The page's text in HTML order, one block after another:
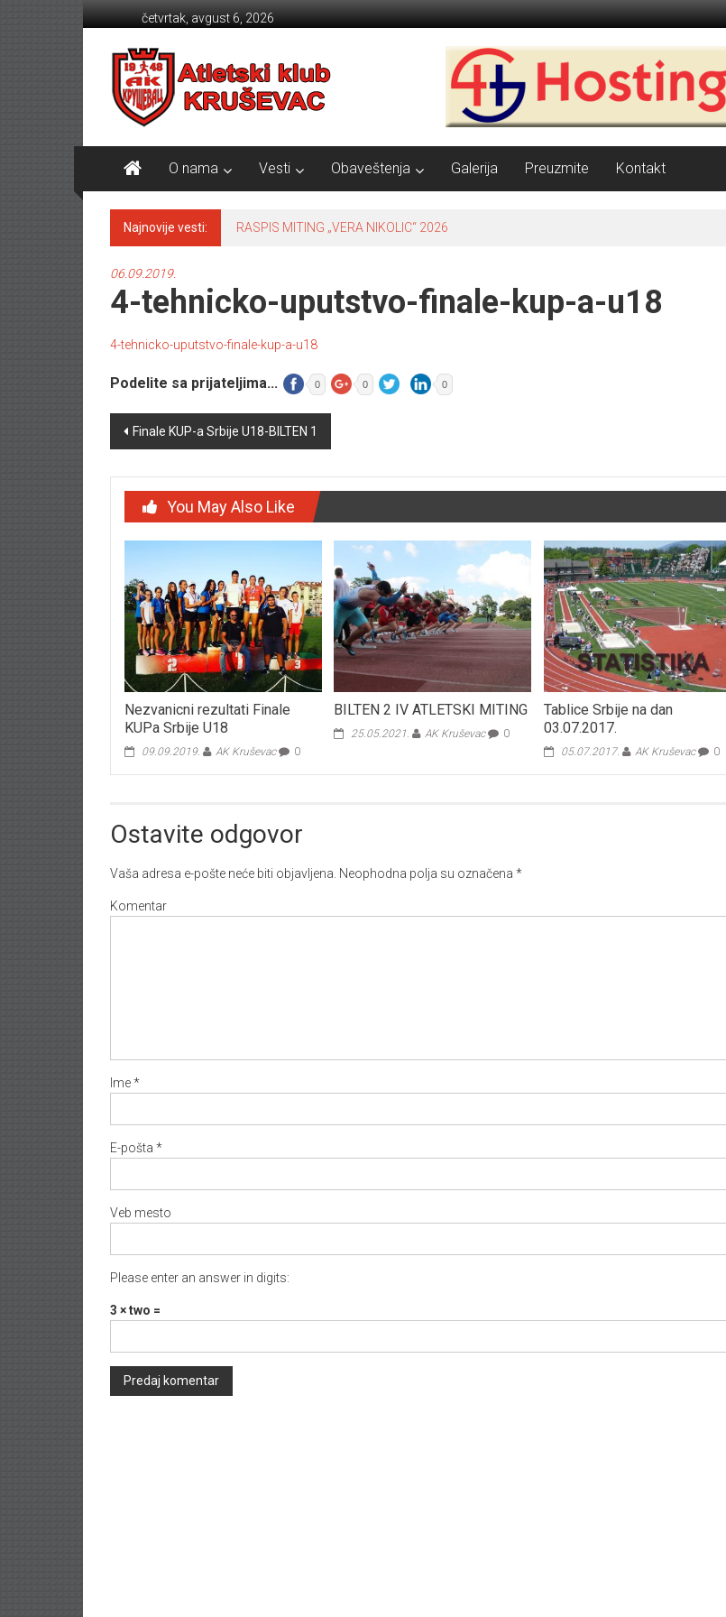
četvrtak, avgust 6, 2026
Atletski klub KRUŠEVAC
O nama Vesti Obaveštenja Galerija Preuzmite Kontakt
Najnovije vesti: RASPIS MITING „VERA NIKOLIC“ 2026
06.09.2019.
4-tehnicko-uputstvo-finale-kup-a-u18
4-tehnicko-uputstvo-finale-kup-a-u18
Podelite sa prijateljima... 0 0 0
Post navigation
Finale KUP-a Srbije U18-BILTEN 1
You May Also Like
Nezvanicni rezultati Finale
KUPa Srbije U18
09.09.2019. AK Kruševac 0
BILTEN 2 IV ATLETSKI MITING
25.05.2021. AK Kruševac 0
Tablice Srbije na dan
03.07.2017.
05.07.2017. AK Kruševac 0
Ostavite odgovor
Vaša adresa e-pošte neće biti objavljena. Neophodna polja su označena *
Komentar
Ime*
E-pošta *
Veb mesto
Please enter an answer in digits:
3 × two =